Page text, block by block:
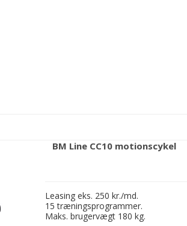
BM Line CC10 motionscykel
Leasing eks. 250 kr./md.
15 træningsprogrammer.
Maks. brugervægt 180 kg.